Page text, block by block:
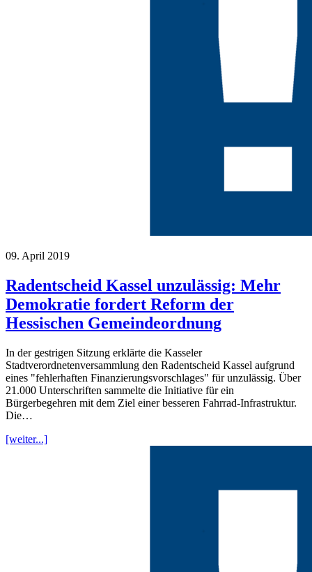
09. April 2019
Radentscheid Kassel unzulässig: Mehr
Demokratie fordert Reform der
Hessischen Gemeindeordnung
In der gestrigen Sitzung erklärte die Kasseler
Stadtverordnetenversammlung den Radentscheid Kassel aufgrund
eines "fehlerhaften Finanzierungsvorschlages" für unzulässig. Über
21.000 Unterschriften sammelte die Initiative für ein
Bürgerbegehren mit dem Ziel einer besseren Fahrrad-Infrastruktur.
Die…
[weiter...]